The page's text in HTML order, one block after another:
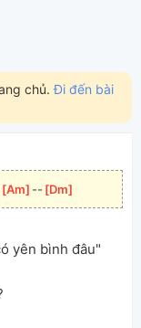
chủ.Đi đến bài
[Am ]-- [Dm
yên bình đâu"